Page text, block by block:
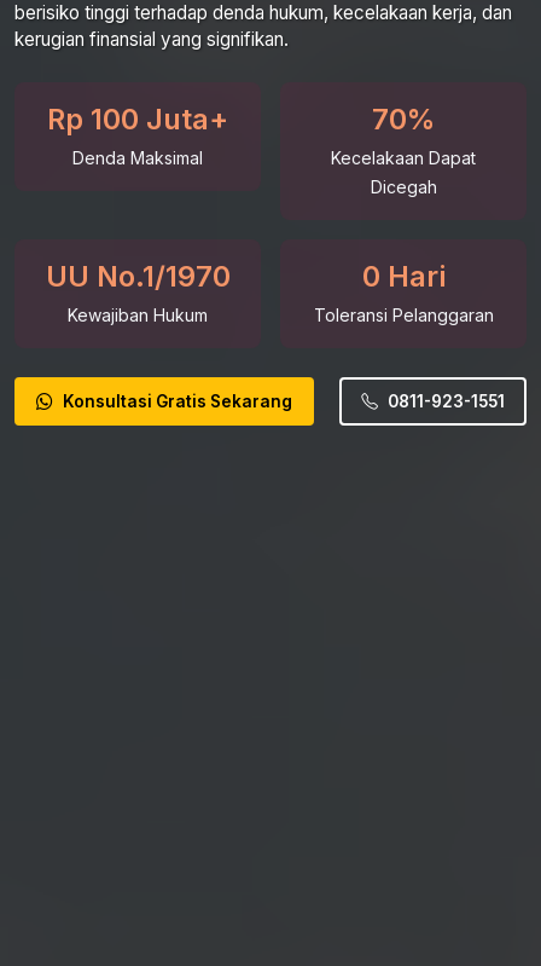
berisiko tinggi terhadap denda hukum, kecelakaan kerja, dan
kerugian finansial yang signifikan.
Rp 100 Juta+
Denda Maksimal
70%
Kecelakaan Dapat
Dicegah
UU No.1/1970
Kewajiban Hukum
0 Hari
Toleransi Pelanggaran
Konsultasi Gratis Sekarang 0811-923-1551